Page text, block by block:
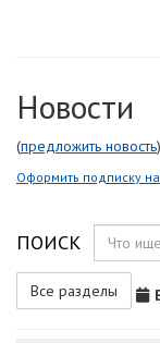
Новости
(предложить новость)
Оформить подписку
ПОИСК
Все разделы